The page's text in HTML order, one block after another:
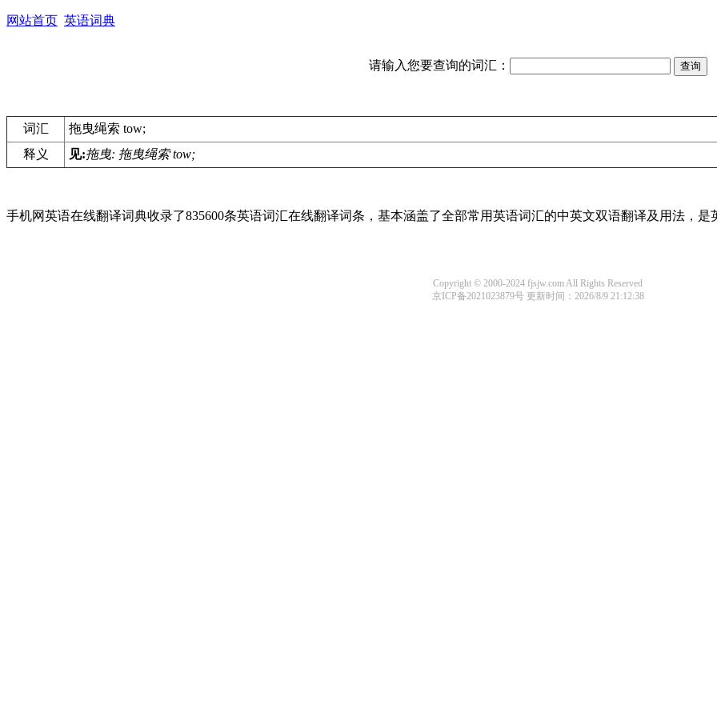
网站首页 英语词典
请输入您要查询的词汇：
词汇
拖曳绳索 tow;
释义
见:拖曳: 拖曳绳索 tow;
手机网英语在线翻译词典收录了835600条英语词汇在线翻译词条，基本涵盖了全部常用英语词汇的中英文双语翻译及用法，是
Copyright © 2000-2024 fjsjw.com All Rights Reserved
京ICP备2021023879号更新时间：2026/8/9 21:12:38